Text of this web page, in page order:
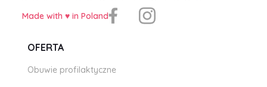
Made with ♥️ in Poland
OFERTA
Obuwie profilaktyczne